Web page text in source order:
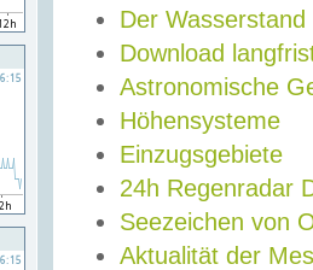
Der Wasserstand
Download
Astronomische
Höhensysteme
Einzugsgebiete
24h Regenradar
Seezeichen von
Aktualität der